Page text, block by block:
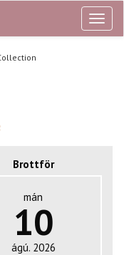
Brottför
mán
10
ágú. 2026